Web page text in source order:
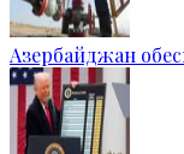
Азербайджан